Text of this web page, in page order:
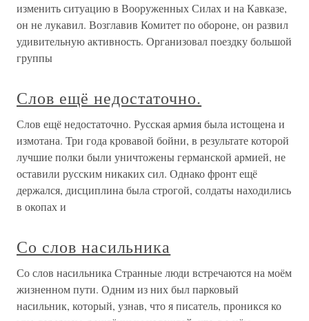
изменить ситуацию в Вооруженных Силах и на Кавказе,
он не лукавил. Возглавив Комитет по обороне, он развил
удивительную активность. Организовал поездку большой
группы
Слов ещё недостаточно.
Слов ещё недостаточно. Русская армия была истощена и
измотана. Три года кровавой бойни, в результате которой
лучшие полки были уничтожены германской армией, не
оставили русским никаких сил. Однако фронт ещё
держался, дисциплина была строгой, солдаты находились
в окопах и
Со слов насильника
Со слов насильника Странные люди встречаются на моём
жизненном пути. Одним из них был парковый
насильник, который, узнав, что я писатель, проникся ко